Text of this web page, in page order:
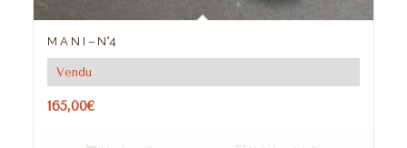
M A N I – N°4
Vendu
165,00€